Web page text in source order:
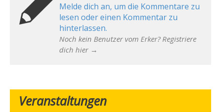
Melde dich an, um die Kommentare zu
lesen oder einen Kommentar zu
hinterlassen.
Noch kein Benutzer vom Erker? Registriere
dich hier →
Veranstaltungen